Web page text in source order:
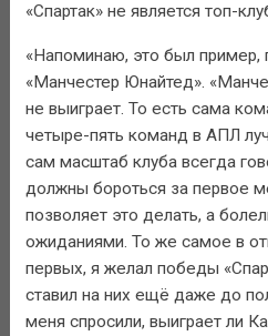
«Спартак» не является топ-
«Напоминаю, это был пример,
«Манчестер Юнайтед».
не выиграет. То есть сама
четыре-пять команд в АПЛ
сам масштаб клуба всегда
должны бороться за первое
позволяет это делать, а
ожиданиями. То же самое в
первых, я желал победы
ставил на них ещё даже до
меня спросили, выиграет ли